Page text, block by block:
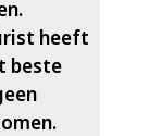
heeft
beste